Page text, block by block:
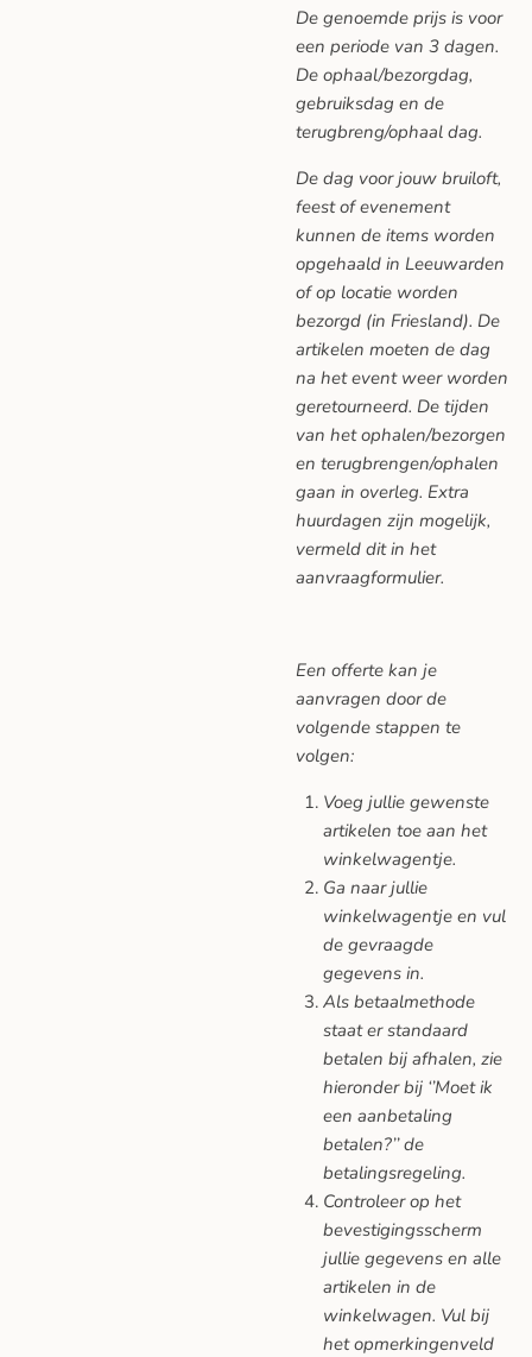
De genoemde prijs is voor
een periode van 3 dagen.
De ophaal/bezorgdag,
gebruiksdag en de
terugbreng/ophaal dag.
De dag voor jouw bruiloft,
feest of evenement
kunnen de items worden
opgehaald in Leeuwarden
of op locatie worden
bezorgd (in Friesland). De
artikelen moeten de dag
na het event weer worden
geretourneerd. De tijden
van het ophalen/bezorgen
en terugbrengen/ophalen
gaan in overleg. Extra
huurdagen zijn mogelijk,
vermeld dit in het
aanvraagformulier.
Een offerte kan je
aanvragen door de
volgende stappen te
volgen:
Voeg jullie gewenste
artikelen toe aan het
winkelwagentje.
Ga naar jullie
winkelwagentje en vul
de gevraagde
gegevens in.
Als betaalmethode
staat er standaard
betalen bij afhalen, zie
hieronder bij ‘’Moet ik
een aanbetaling
betalen?’’ de
betalingsregeling.
Controleer op het
bevestigingsscherm
jullie gegevens en alle
artikelen in de
winkelwagen. Vul bij
het opmerkingenveld